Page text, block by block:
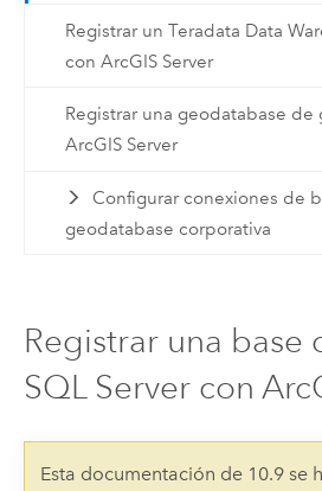
Registrar un Teradata Data
con ArcGIS Server
Registrar una geodatabase
ArcGIS Server
Configurar conexiones de
geodatabase corporativa
Registrar una base
SQL Server con
Esta documentación de 10.9 se